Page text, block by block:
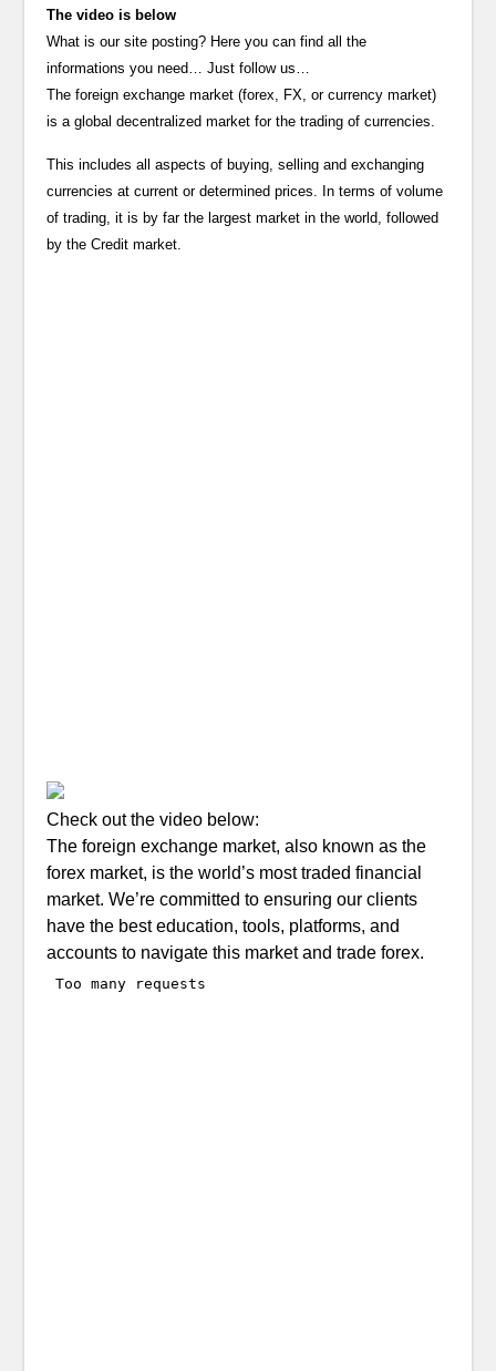
The video is below
What is our site posting? Here you can find all the
informations you need… Just follow us…
The foreign exchange market (forex, FX, or currency market)
is a global decentralized market for the trading of currencies.
This includes all aspects of buying, selling and exchanging
currencies at current or determined prices. In terms of volume
of trading, it is by far the largest market in the world, followed
by the Credit market.
Check out the video below:
The foreign exchange market, also known as the
forex market, is the world’s most traded financial
market. We’re committed to ensuring our clients
have the best education, tools, platforms, and
accounts to navigate this market and trade forex.